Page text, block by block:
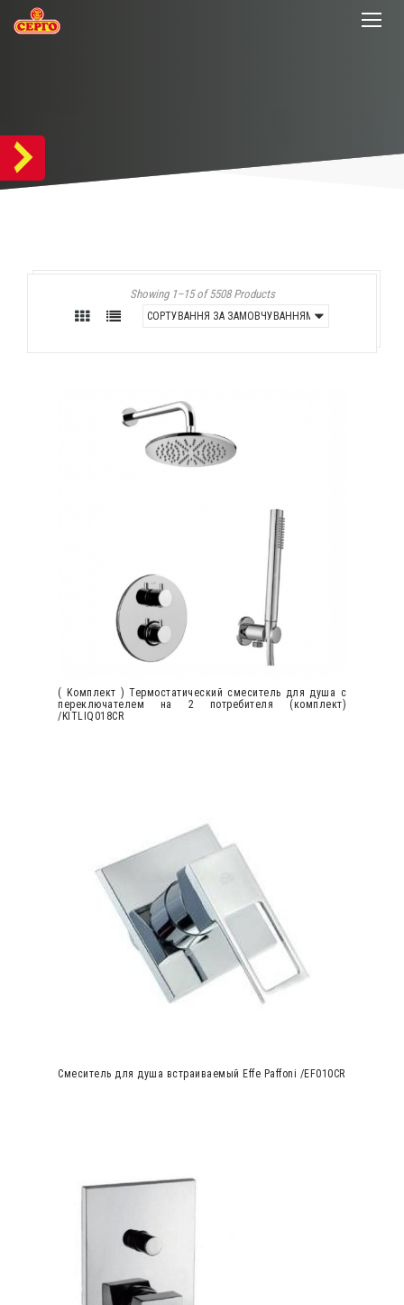
Showing 1–15 of 5508 Products
( Комплект ) Термостатический смеситель для душа с
переключателем на 2 потребителя (комплект)
/KITLIQ018CR
Cмеситель для душа встраиваемый Effe Paffoni /EF010CR